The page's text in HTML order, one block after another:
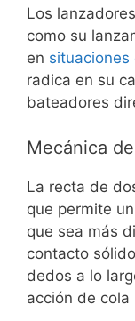
Los
como su
en situaciones
radica en su
bateadores
Mecánica
La recta de
que permite
que sea más
contacto
dedos a lo
acción de cola